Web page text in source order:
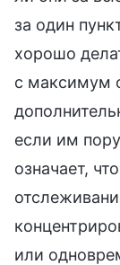
за один
хорошо
с максимум
если им
означает,
или